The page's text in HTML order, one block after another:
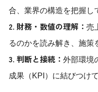
合、業界の構造を把握し
2. 財務・数値の理解： 売
るのかを読み解き、施策
3. 判断と接続： 外部環境
成果（KPI）に結びつけ